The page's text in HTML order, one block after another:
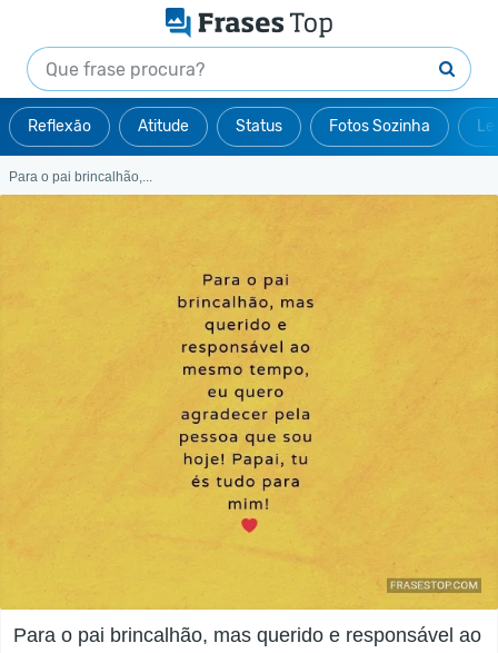
Reflexão Atitude Status Fotos Sozinha
Para o pai brincalhão,...
Para o pai brincalhão, mas querido e responsável ao